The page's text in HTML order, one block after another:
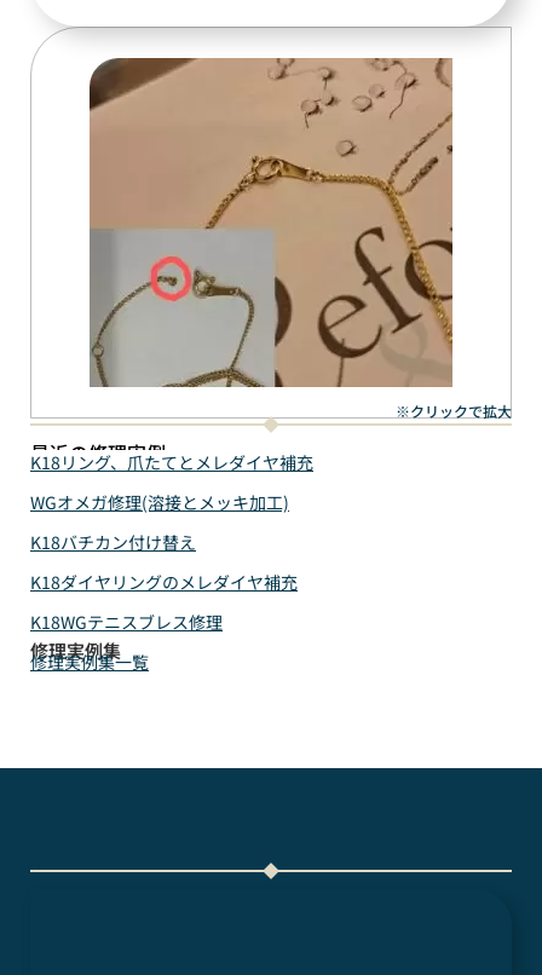
※クリックで拡大
最近の修理実例
K18リング、爪たてとメレダイヤ補充
WGオメガ修理(溶接とメッキ加工)
K18バチカン付け替え
K18ダイヤリングのメレダイヤ補充
K18WGテニスブレス修理
修理実例集
修理実例集一覧